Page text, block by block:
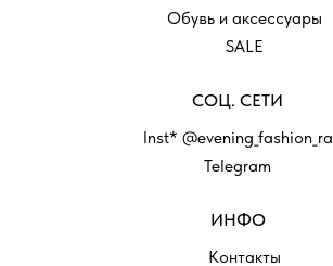
Inst* @evening_fashion_ra
Telegram
СОЦ. СЕТИ
Контакты
ИНФО
Обувь и аксессуары
SALE